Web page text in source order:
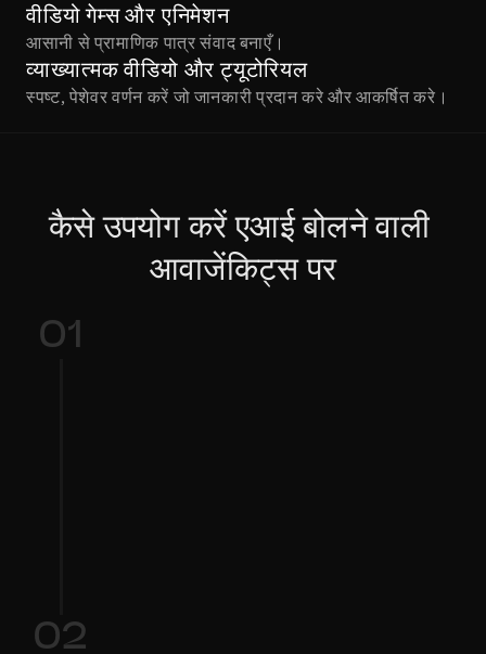
वीडियो गेम्स और एनिमेशन
आसानी से प्रामाणिक पात्र संवाद बनाएँ।
व्याख्यात्मक वीडियो और ट्यूटोरियल
स्पष्ट, पेशेवर वर्णन करें जो जानकारी प्रदान करे और आकर्षित करे।
कैसे उपयोग करें एआई बोलने वाली
आवाजेंकिट्स पर
01
02